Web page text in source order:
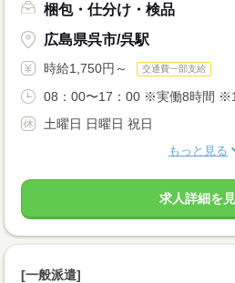
梱包・仕分け・検品
広島県呉市/呉駅
時給1,750円～ 交通費一部支給
08：00〜17：00 ※実働8時間
土曜日 日曜日 祝日
もっと見る
求人詳細を
[一般派遣]